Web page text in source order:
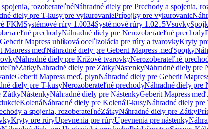
spojenia, rozoberateľnéNáhradné diely pre Prechody a spojenia,
diely pre T-kusy pre vykurovaniePrípojky pre vykurovanie
FKMSystémové rúry 1.0034Systémové rúry 1.0215Vsuvky
prechodyNáhradné diely pre Nerozoberateľné prechody
Mapress uhlíková oceľIzolácia pre rúry a tvarovkyKryty
Mapress meďNáhradné diely pre Geberit Mapress meďSpojky
Náhradné diely pre Krížové tvarovkyNerozoberateľné
ZátkyNáhradné diely pre ZátkyNástenkyNáhradné diely pre
Geberit Mapress meď, plynNáhradné diely pre Geberit
diely pre T-kusyNerozoberateľné prechodyNáhradné diely pre
ZátkyNástenkyNáhradné diely pre NástenkyGeberit Mapress
KolenáNáhradné diely pre KolenáT-kusyNáhradné diely pre
a spojenia, rozoberateľnéZátkyNáhradné diely pre Zátky
Kryty pre rúryUpevnenia pre rúryUpevnenia pre nástenky